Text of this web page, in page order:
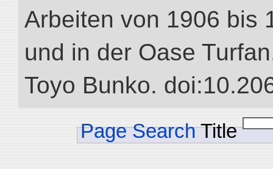
Arbeiten von 1906 bis
und in der Oase
Toyo Bunko.
Page Search Title